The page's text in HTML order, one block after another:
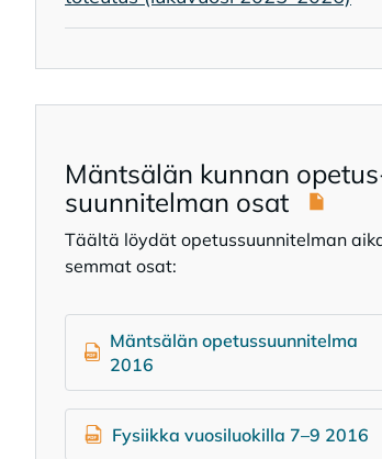
Mänt­sä­län kun­nan
suun­ni­tel­man osat
Tääl­tä löy­dät ope­tus­suun­ni­tel­man
sem­mat osat:
Mäntsälän opetussuunnitelma
2016
Fysiikka vuosiluokilla 7–9 2016